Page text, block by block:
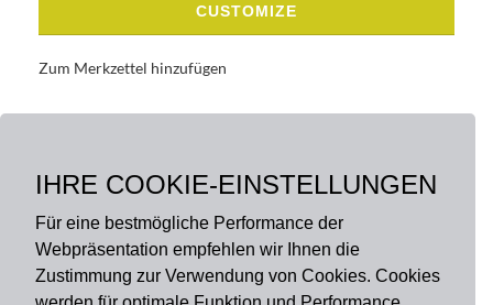
IHRE COOKIE-EINSTELLUNGEN
Für eine bestmögliche Performance der
Webpräsentation empfehlen wir Ihnen die
Zustimmung zur Verwendung von Cookies. Cookies
CUSTOMIZE
Zum Merkzettel hinzufügen
BESCHREIBUNG